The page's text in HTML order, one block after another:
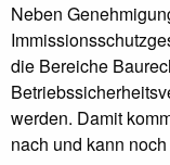
Neben
die Bereiche
werden. Damit
nach und kann